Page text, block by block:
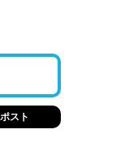
ポスト